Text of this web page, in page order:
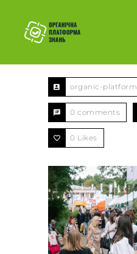
organic-platform
0 comments
0 Likes